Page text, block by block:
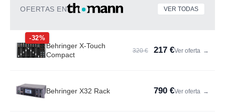
OFERTAS EN VER TODAS
-32%
Behringer X-Touch
Compact
320 € 217 €Ver oferta →
Behringer X32 Rack 790 €Ver oferta →